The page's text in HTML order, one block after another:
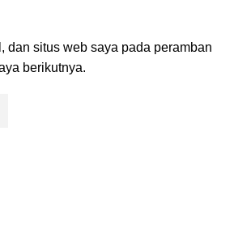
dan situs web saya pada peramban
berikutnya.